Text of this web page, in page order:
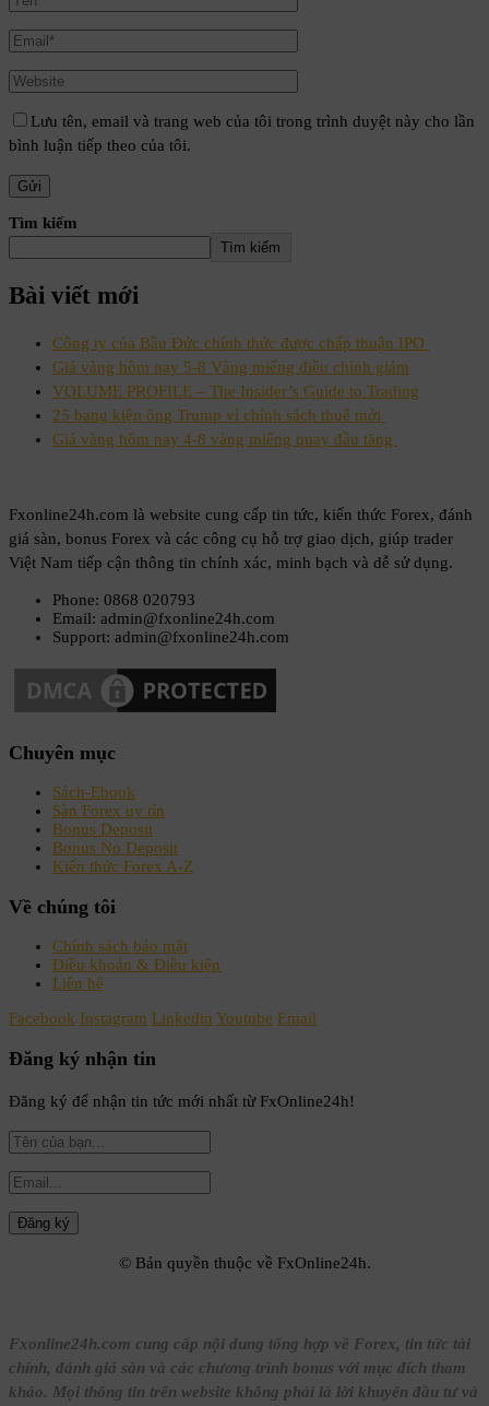
Lưu tên, email và trang web của tôi trong trình duyệt này cho lần
bình luận tiếp theo của tôi.
Tìm kiếm
Tìm kiếm
Bài viết mới
Công ty của Bầu Đức chính thức được chấp thuận IPO
Giá vàng hôm nay 5-8 Vàng miếng điều chỉnh giảm
VOLUME PROFILE – The Insider’s Guide to Trading
25 bang kiện ông Trump vì chính sách thuế mới
Giá vàng hôm nay 4-8 vàng miếng quay đầu tăng
Fxonline24h.com là website cung cấp tin tức, kiến thức Forex, đánh
giá sàn, bonus Forex và các công cụ hỗ trợ giao dịch, giúp trader
Việt Nam tiếp cận thông tin chính xác, minh bạch và dễ sử dụng.
Phone: 0868 020793
Email: admin@fxonline24h.com
Support: admin@fxonline24h.com
Chuyên mục
Sách-Ebook
Sàn Forex uy tín
Bonus Deposit
Bonus No Deposit
Kiến thức Forex A-Z
Về chúng tôi
Chính sách bảo mật
Điều khoản & Điều kiện
Liên hệ
Facebook Instagram Linkedin Youtube Email
Đăng ký nhận tin
Đăng ký để nhận tin tức mới nhất từ FxOnline24h!
© Bản quyền thuộc về FxOnline24h.
Fxonline24h.com cung cấp nội dung tổng hợp về Forex, tin tức tài
chính, đánh giá sàn và các chương trình bonus với mục đích tham
khảo. Mọi thông tin trên website không phải là lời khuyên đầu tư và